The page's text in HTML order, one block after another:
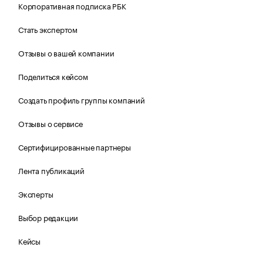
Корпоративная подписка РБК
Стать экспертом
Отзывы о вашей компании
Поделиться кейсом
Создать профиль группы компаний
Отзывы о сервисе
Сертифицированные партнеры
Лента публикаций
Эксперты
Выбор редакции
Кейсы